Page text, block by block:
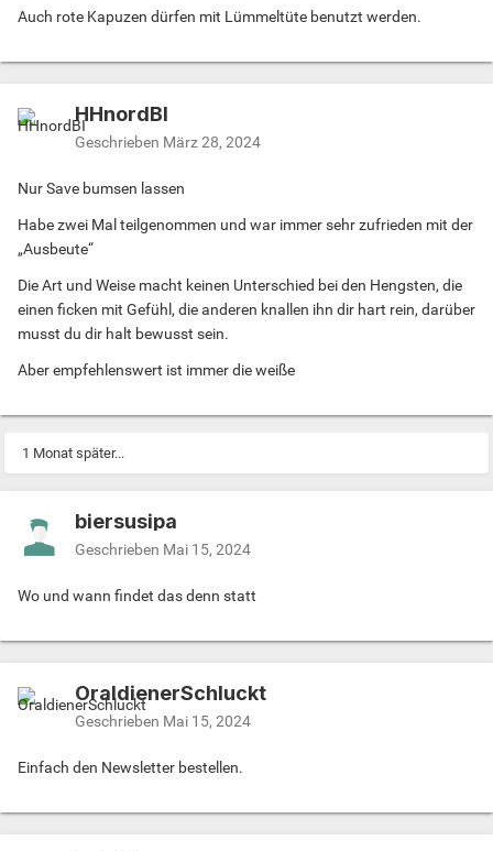
Auch rote Kapuzen dürfen mit Lümmeltüte benutzt werden.
HHnordBI
Geschrieben März 28, 2024
Nur Save bumsen lassen
Habe zwei Mal teilgenommen und war immer sehr zufrieden mit der
„Ausbeute“
Die Art und Weise macht keinen Unterschied bei den Hengsten, die
einen ficken mit Gefühl, die anderen knallen ihn dir hart rein, darüber
musst du dir halt bewusst sein.
Aber empfehlenswert ist immer die weiße
1 Monat später...
biersusipa
Geschrieben Mai 15, 2024
Wo und wann findet das denn statt
OraldienerSchluckt
Geschrieben Mai 15, 2024
Einfach den Newsletter bestellen.